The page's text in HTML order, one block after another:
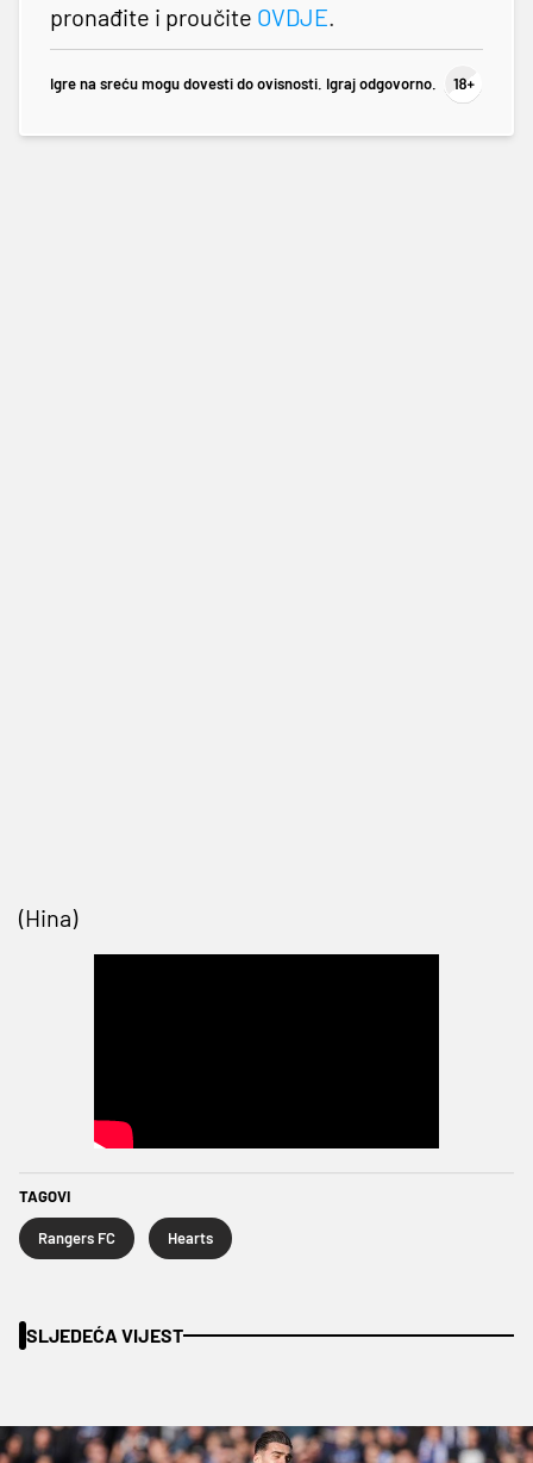
pronađite i proučite OVDJE.
Igre na sreću mogu dovesti do ovisnosti. Igraj odgovorno.
(Hina)
TAGOVI
Rangers FC Hearts
SLJEDEĆA VIJEST